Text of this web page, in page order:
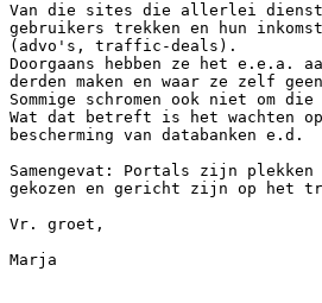
Van die sites die allerlei
gebruikers trekken en hun
(advo's, traffic-deals).
Doorgaans hebben ze het e.e.a.
derden maken en waar ze zelf
Sommige schromen ook niet om
Wat dat betreft is het wachten
bescherming van databanken e.d.
Samengevat: Portals zijn
gekozen en gericht zijn op het
Vr. groet,
Marja